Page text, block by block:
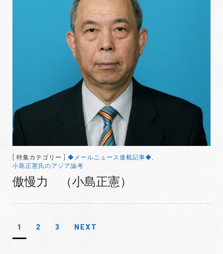
[ 特集カテゴリー ] ◆メールニュース連載記事◆,
小島正憲氏のアジア論考
傲慢力 （小島正憲）
投
1 2 3 NEXT